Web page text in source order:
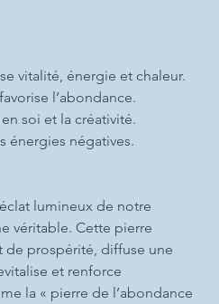
vitalité, énergie et chaleur.
l’abondance.
soi et la créativité.
énergies négatives.
lumineux de notre
véritable. Cette pierre
de prospérité, diffuse une
et renforce
la « pierre de l’abondance